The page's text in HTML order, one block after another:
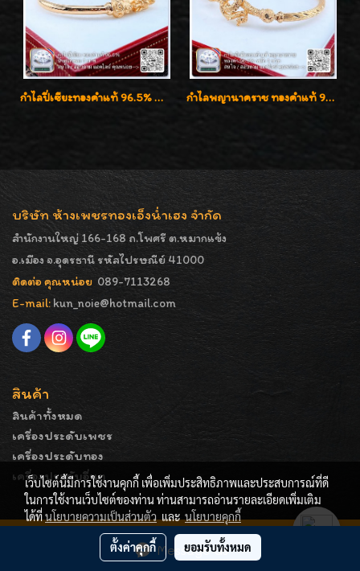
Message Us
กำไลปี่เซียะทองคำแท้ 96.5% น้ำหนัก 1 บาท เสริมโชคลาภ กำไลพญานาคราช ทองคำแท้ 96.5% น้ำหนัก 1 บาท เสริมสิริมงคล
บริษัท ห้างเพชรทองเอ็งน่ำเฮง จำกัด
สำนักงานใหญ่ 166-168 ถ.โพศรี ต.หมากแข้ง
อ.เมือง จ.อุดรธานี รหัสไปรษณีย์ 41000
ติดต่อ คุณหน่อย 089-7113268
E-mail: kun_noie@hotmail.com
สินค้า
สินค้าทั้งหมด
เครื่องประดับเพชร
เครื่องประดับทอง
เครื่องประดับอื่นๆ
COPYRIGHT - ENGNAMHENG | รูปภาพมีลิขสิทธิ์ ห้ามมิให้
ทำการคัดลอกหรือนำไปเผยแพร่ก่อนได้รับอนุญาต
เว็บไซต์นี้มีการใช้งานคุกกี้ เพื่อเพิ่มประสิทธิภาพและประสบการณ์ที่ดี
ในการใช้งานเว็บไซต์ของท่าน ท่านสามารถอ่านรายละเอียดเพิ่มเติม
ได้ที่นโยบายความเป็นส่วนตัวและนโยบายคุกกี้
ตั้งค่าคุกกี้ ยอมรับทั้งหมด